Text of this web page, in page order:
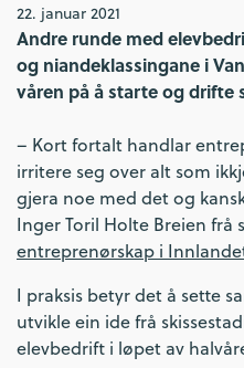
22. januar 2021
Andre runde med
og niandeklassingane i
våren på å starte og drifte
– Kort fortalt handlar
irritere seg over alt som
gjera noe med det og
Inger Toril Holte Breien frå
entreprenørskap i
I praksis betyr det å sette
utvikle ein ide frå
elevbedrift i løpet av